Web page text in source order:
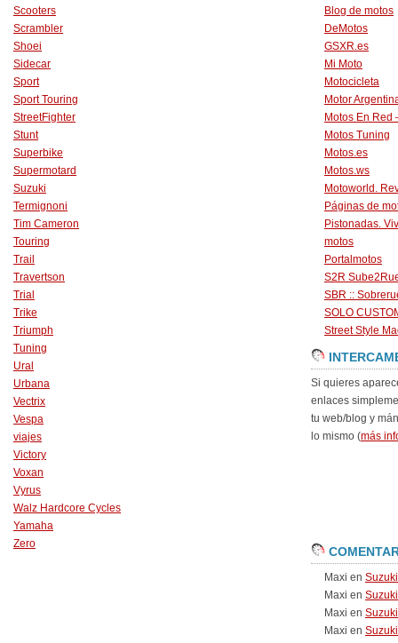
Scooters
Scrambler
Shoei
Sidecar
Sport
Sport Touring
StreetFighter
Stunt
Superbike
Supermotard
Suzuki
Termignoni
Tim Cameron
Touring
Trail
Travertson
Trial
Trike
Triumph
Tuning
Ural
Urbana
Vectrix
Vespa
viajes
Victory
Voxan
Vyrus
Walz Hardcore Cycles
Yamaha
Zero
Blog de motos
DeMotos
GSXR.es
Mi Moto
Motocicleta
Motor
Motos En Red
Motos Tuning
Motos.es
Motos.ws
Motoworld.
Páginas de
Pistonadas.
motos
Portalmotos
S2R
SBR ::
SOLO
Street Style
Si quieres
enlaces
tu web/blog y
lo mismo (más
Maxi en
Maxi en
Maxi en
Maxi en